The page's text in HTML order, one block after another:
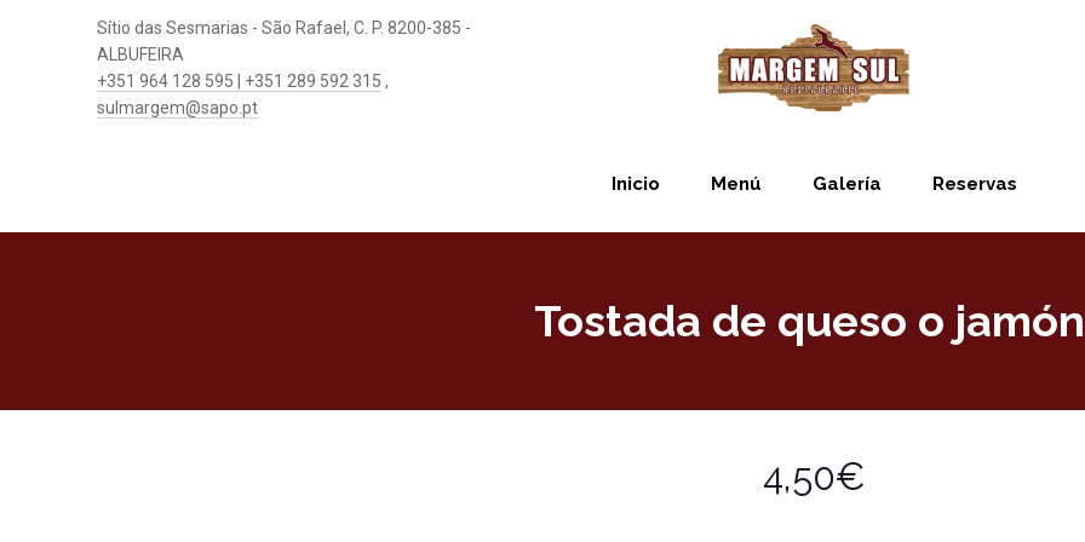
Sítio das Sesmarias - São Rafael, C. P. 8200-385 -
ALBUFEIRA
+351 964 128 595 | +351 289 592 315 ,
sulmargem@sapo.pt
Inicio Menú Galería Reservas
Tostada de queso o
4,50€